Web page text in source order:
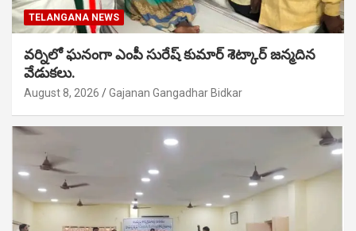
TELANGANA NEWS
వర్నిలో ఘనంగా ఎంపీ సురేష్ కుమార్ శెట్కార్ జన్మదిన
వేడుకలు.
August 8, 2026 Gajanan Gangadhar Bidkar